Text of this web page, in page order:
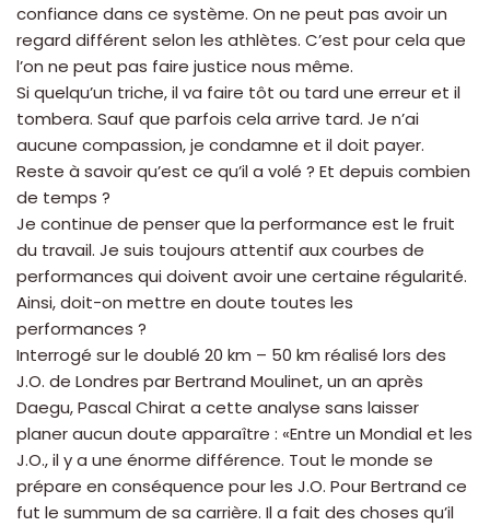
confiance dans ce système. On ne peut pas avoir un
regard différent selon les athlètes. C’est pour cela que
l’on ne peut pas faire justice nous même.
Si quelqu’un triche, il va faire tôt ou tard une erreur et il
tombera. Sauf que parfois cela arrive tard. Je n’ai
aucune compassion, je condamne et il doit payer.
Reste à savoir qu’est ce qu’il a volé ? Et depuis combien
de temps ?
Je continue de penser que la performance est le fruit
du travail. Je suis toujours attentif aux courbes de
performances qui doivent avoir une certaine régularité.
Ainsi, doit-on mettre en doute toutes les
performances ?
Interrogé sur le doublé 20 km – 50 km réalisé lors des
J.O. de Londres par Bertrand Moulinet, un an après
Daegu, Pascal Chirat a cette analyse sans laisser
planer aucun doute apparaître : «Entre un Mondial et les
J.O., il y a une énorme différence. Tout le monde se
prépare en conséquence pour les J.O. Pour Bertrand ce
fut le summum de sa carrière. Il a fait des choses qu’il